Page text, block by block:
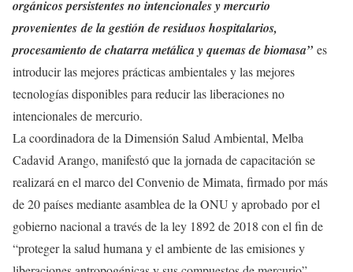
orgánicos persistentes no intencionales y mercurio
provenientes de la gestión de residuos hospitalarios,
procesamiento de chatarra metálica y quemas de biomasa”es
introducir las mejores prácticas ambientales y las mejores
tecnologías disponibles para reducir las liberaciones no
intencionales de mercurio.
La coordinadora de la Dimensión Salud Ambiental, Melba
Cadavid Arango, manifestó que la jornada de capacitación se
realizará en el marco del Convenio de Mimata, firmado por más
de 20 países mediante asamblea de la ONU y aprobado por el
gobierno nacional a través de la ley 1892 de 2018 con el fin de
“proteger la salud humana y el ambiente de las emisiones y